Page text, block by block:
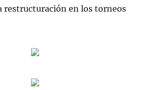
restructuración en los torneos